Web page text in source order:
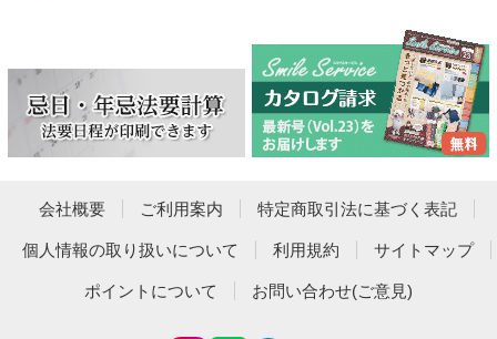
会社概要 ご利用案内 特定商取引法に基づく表記
個人情報の取り扱いについて 利用規約 サイトマップ
ポイントについて お問い合わせ(ご意見)